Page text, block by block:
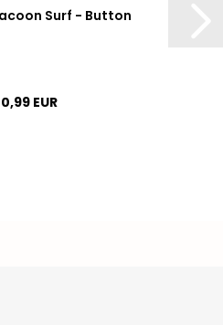
Surf - Button
EUR